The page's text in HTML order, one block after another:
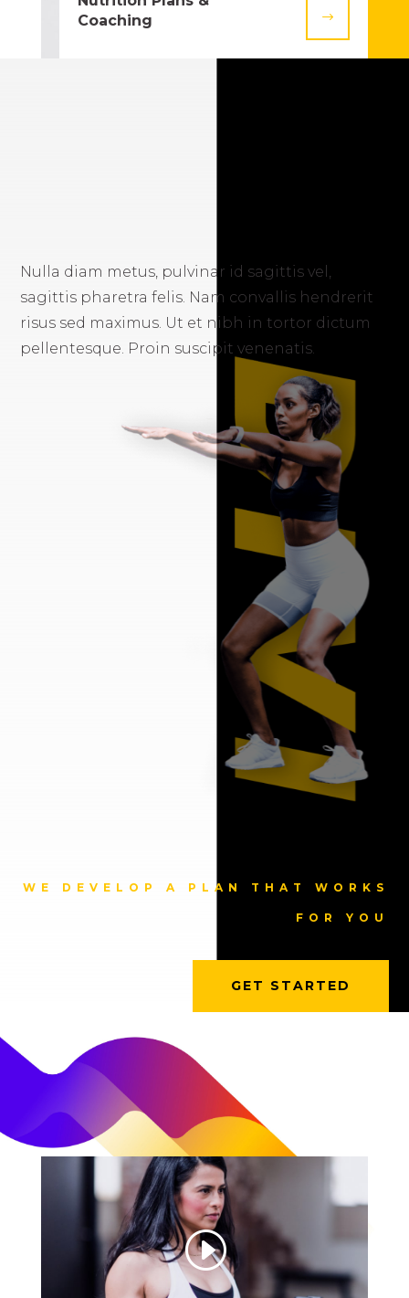
Coaching
$
Nulla diam metus, pulvinar id sagittis vel,
sagittis pharetra felis. Nam convallis hendrerit
risus sed maximus. Ut et nibh in tortor dictum
pellentesque. Proin suscipit venenatis.
WE DEVELOP A PLAN THAT WORKS
FOR YOU
GET STARTED